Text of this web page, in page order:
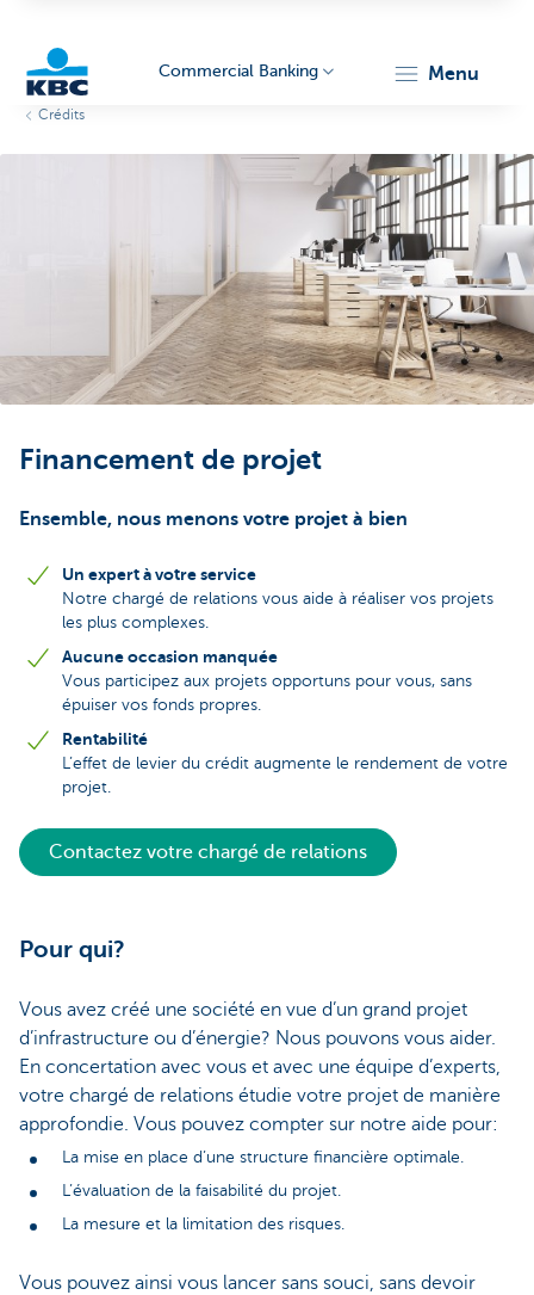
Commercial Banking menu
Crédits
Financement de projet
Ensemble, nous menons votre projet à bien
Un expert à votre service
Notre chargé de relations vous aide à réaliser vos projets
les plus complexes.
Aucune occasion manquée
Vous participez aux projets opportuns pour vous, sans
épuiser vos fonds propres.
Rentabilité
L’effet de levier du crédit augmente le rendement de votre
projet.
Contactez votre chargé de relations
Pour qui?
Vous avez créé une société en vue d’un grand projet
d’infrastructure ou d’énergie? Nous pouvons vous aider.
En concertation avec vous et avec une équipe d’experts,
votre chargé de relations étudie votre projet de manière
approfondie. Vous pouvez compter sur notre aide pour:
La mise en place d’une structure financière optimale.
L’évaluation de la faisabilité du projet.
La mesure et la limitation des risques.
Vous pouvez ainsi vous lancer sans souci, sans devoir